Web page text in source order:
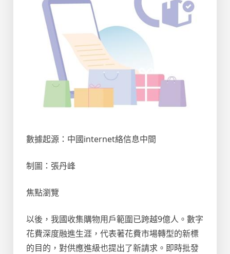
數據起源：中國internet絡信息中間
制圖：張丹峰
焦點瀏覽
以後，我國收集購物用戶範圍已跨越9億人。數字
花費深度融進生涯，代表著花費市場轉型的新標
的目的，對供應進級也提出了新請求。即時批發